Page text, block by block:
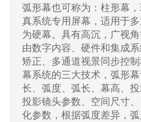
弧形幕也可称为：柱形幕
真系统专用屏幕，适用于
为硬幕。具有高沉，广视
由数字内容、硬件和集成
矫正、多通道视景同步控
幕系统的三大技术，弧形
长、弧度、弧长、幕高、
投影镜头参数、空间尺寸
化参数，根据弧度差异，